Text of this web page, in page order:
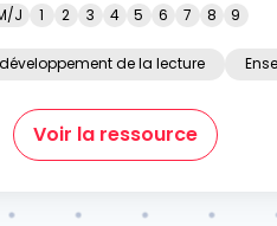
J 1 2 3 4 5 6 7 8 9
de la lecture
Voir la ressource